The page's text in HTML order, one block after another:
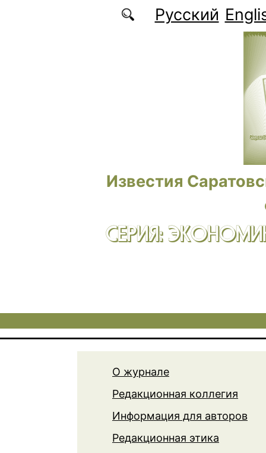
Перейти к основному содержаниюРусский
Известия
СЕРИЯ:
О журнале
Редакционная коллегия
Информация для авторов
Редакционная этика